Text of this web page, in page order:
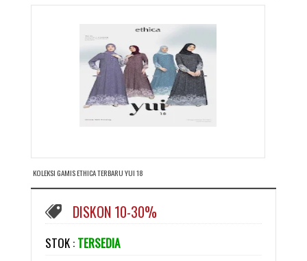
KOLEKSI GAMIS ETHICA TERBARU YUI 18
DISKON 10-30%
STOK : TERSEDIA